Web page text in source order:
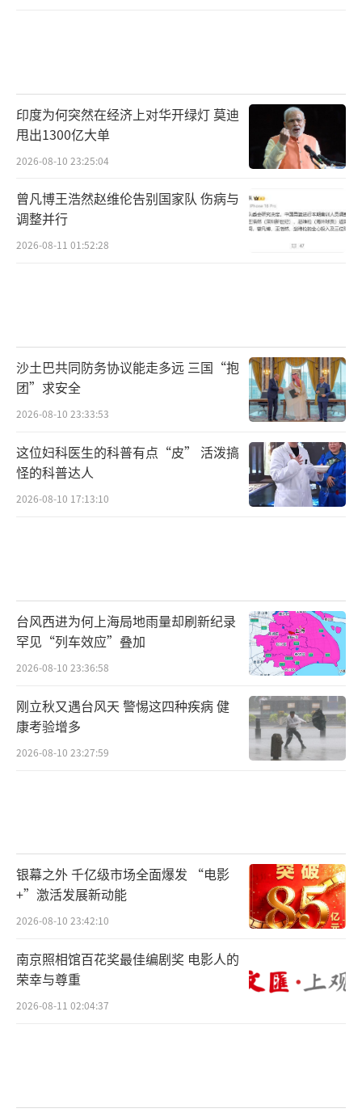
干扰。同时，选择舒适的床垫和枕头，为睡眠
创造良好的硬件条件。（责任编辑：0764）
印度为何突然在经济上对华开绿灯 莫迪
甩出1300亿大单
2026-08-10 23:25:04
曾凡博王浩然赵维伦告别国家队 伤病与
调整并行
2026-08-11 01:52:28
沙土巴共同防务协议能走多远 三国“抱
团”求安全
2026-08-10 23:33:53
这位妇科医生的科普有点“皮” 活泼搞
怪的科普达人
2026-08-10 17:13:10
台风西进为何上海局地雨量却刷新纪录
罕见“列车效应”叠加
2026-08-10 23:36:58
刚立秋又遇台风天 警惕这四种疾病 健
康考验增多
2026-08-10 23:27:59
银幕之外 千亿级市场全面爆发 “电影
+”激活发展新动能
2026-08-10 23:42:10
南京照相馆百花奖最佳编剧奖 电影人的
荣幸与尊重
2026-08-11 02:04:37